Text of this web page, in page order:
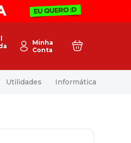
Minha
Conta
Utilidades Informática